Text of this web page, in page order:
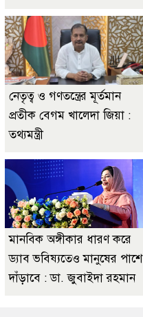
নেতৃত্ব ও গণতন্ত্রের মূর্তমান
প্রতীক বেগম খালেদা জিয়া :
তথ্যমন্ত্রী
মানবিক অঙ্গীকার ধারণ করে
ড্যাব ভবিষ্যতেও মানুষের পাশে
দাঁড়াবে : ডা. জুবাইদা রহমান